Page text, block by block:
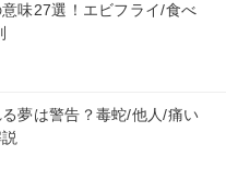
意味27選！エビフライ/食べ
る夢は警告？毒蛇/他人/痛い